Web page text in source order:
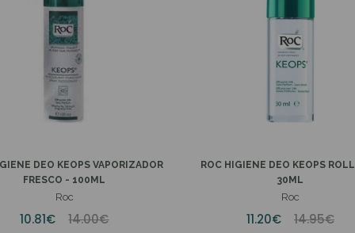
DEO KEOPS VAPORIZADOR
FRESCO - 100ML
Roc
10.81€ 14.00€
ROC HIGIENE DEO KEOPS
30ML
Roc
11.20€ 14.95€